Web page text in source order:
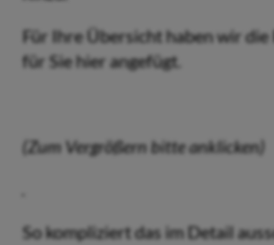
Für Ihre Übersicht haben wir die
für Sie hier angefügt.
(Zum Vergrößern bitte anklicken)
So kompliziert das im Detail